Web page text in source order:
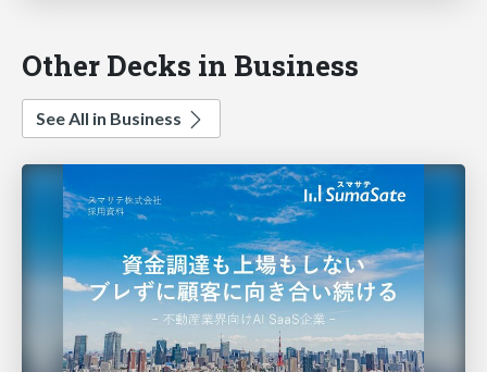
Other Decks in Business
See All in Business